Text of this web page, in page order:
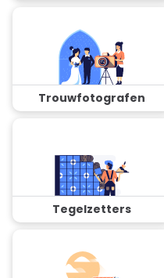
Trouwfotografen
Tegelzetters